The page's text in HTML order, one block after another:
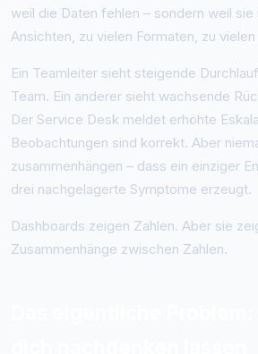
weil die Daten fehlen – sondern weil sie
Ansichten, zu vielen Formaten, zu
Ein Teamleiter sieht steigende
Team. Ein anderer sieht wachsende
Der Service Desk meldet erhöhte
Beobachtungen sind korrekt. Aber
zusammenhängen – dass ein einziger
drei nachgelagerte Symptome erzeugt.
Dashboards zeigen Zahlen. Aber sie
Zusammenhänge zwischen Zahlen.